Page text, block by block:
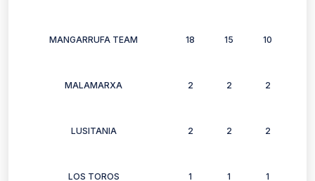
MANGARRUFA TEAM 18 15 10
MALAMARXA 2 2 2
LUSITANIA 2 2 2
LOS TOROS 1 1 1